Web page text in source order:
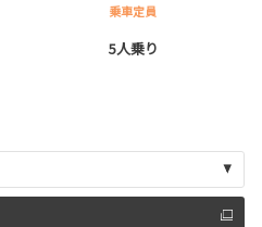
乗車定員
5人乗り